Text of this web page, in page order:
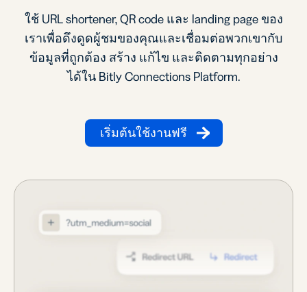
ใช้ URL shortener, QR code และ landing page ของ
เราเพื่อดึงดูดผู้ชมของคุณและเชื่อมต่อพวกเขากับ
ข้อมูลที่ถูกต้อง สร้าง แก้ไข และติดตามทุกอย่าง
ได้ใน Bitly Connections Platform.
เริ่มต้นใช้งานฟรี